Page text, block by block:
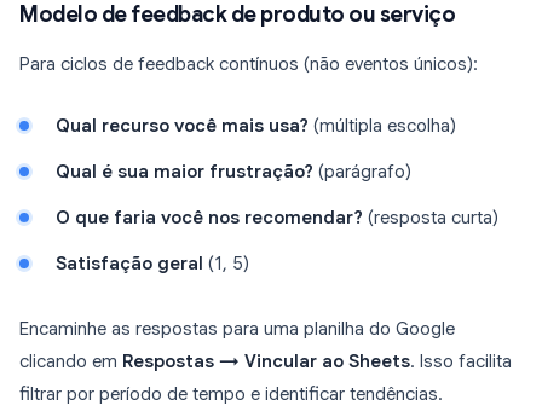
Modelo de feedback de produto ou serviço
Para ciclos de feedback contínuos (não eventos únicos):
Qual recurso você mais usa? (múltipla escolha)
Qual é sua maior frustração? (parágrafo)
O que faria você nos recomendar? (resposta curta)
Satisfação geral (1, 5)
Encaminhe as respostas para uma planilha do Google
clicando em Respostas → Vincular ao Sheets. Isso facilita
filtrar por período de tempo e identificar tendências.